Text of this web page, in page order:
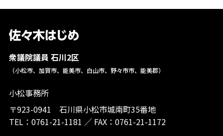
衆議院議員 石川2区
（小松市、加賀市、能美市、白山市、野々市市、能美郡）
小松事務所
〒923-0941 石川県小松市城南町35番地
TEL： 0761-21-1181 ／ FAX：0761-21-1172